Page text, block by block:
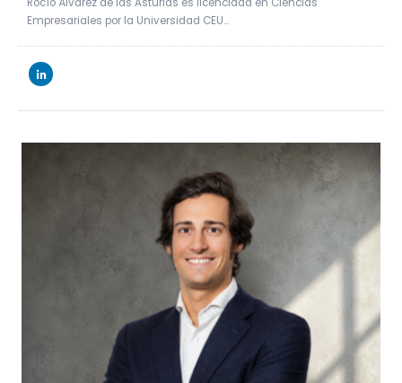
Empresariales por la Universidad CEU…